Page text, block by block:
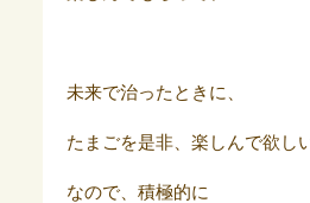
未来で治ったときに、
たまごを是非、楽しんで欲し
なので、積極的に